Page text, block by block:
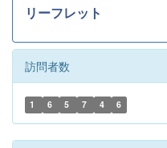
リーフレット
訪問者数
1 6 5 7 4 6